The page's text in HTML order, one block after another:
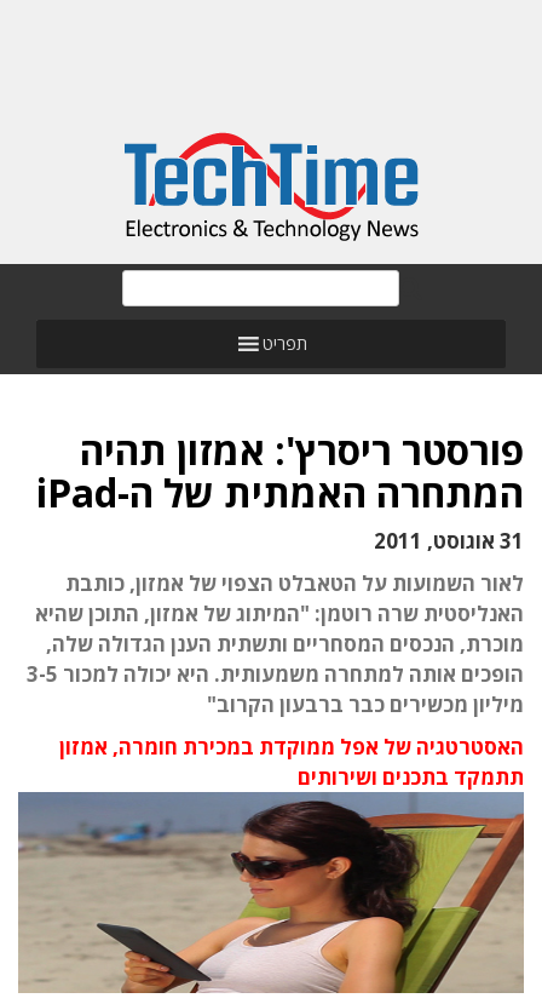
תפריט
פורסטר ריסרץ': אמזון תהיה
המתחרה האמתית של ה-iPad
31 אוגוסט, 2011
לאור השמועות על הטאבלט הצפוי של אמזון, כותבת
האנליסטית שרה רוטמן: "המיתוג של אמזון, התוכן שהיא
מוכרת, הנכסים המסחריים ותשתית הענן הגדולה שלה,
הופכים אותה למתחרה משמעותית. היא יכולה למכור 3-5
מיליון מכשירים כבר ברבעון הקרוב"
האסטרטגיה של אפל ממוקדת במכירת חומרה, אמזון
תתמקד בתכנים ושירותים